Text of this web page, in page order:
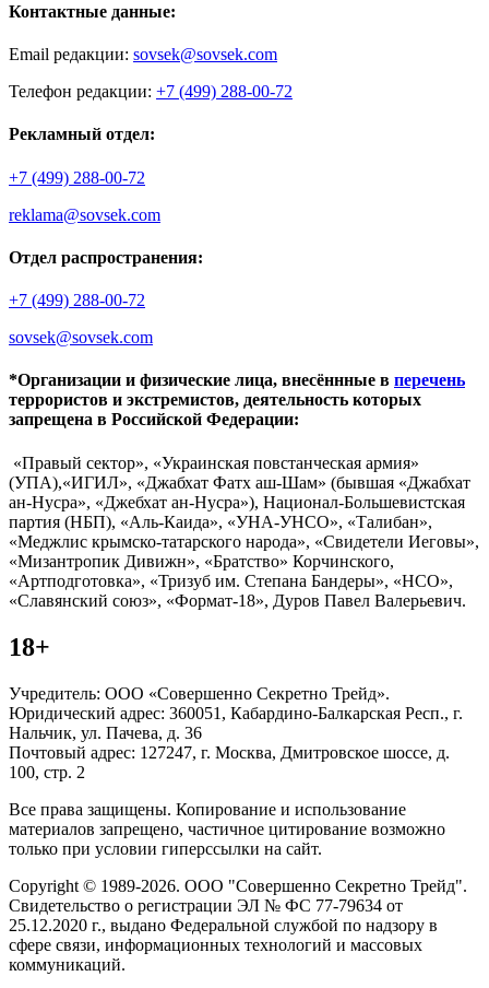
Контактные данные:
Email редакции: sovsek@sovsek.com
Телефон редакции: +7 (499) 288-00-72
Рекламный отдел:
+7 (499) 288-00-72
reklama@sovsek.com
Отдел распространения:
+7 (499) 288-00-72
sovsek@sovsek.com
*Организации и физические лица, внесённные в перечень
террористов и экстремистов, деятельность которых
запрещена в Российской Федерации:
«Правый сектор», «Украинская повстанческая армия»
(УПА),«ИГИЛ», «Джабхат Фатх аш-Шам» (бывшая «Джабхат
ан-Нусра», «Джебхат ан-Нусра»), Национал-Большевистская
партия (НБП), «Аль-Каида», «УНА-УНСО», «Талибан»,
«Меджлис крымско-татарского народа», «Свидетели Иеговы»,
«Мизантропик Дивижн», «Братство» Корчинского,
«Артподготовка», «Тризуб им. Степана Бандеры», «НСО»,
«Славянский союз», «Формат-18», Дуров Павел Валерьевич.
18+
Учредитель: ООО «Совершенно Секретно Трейд».
Юридический адрес: 360051, Кабардино-Балкарская Респ., г.
Нальчик, ул. Пачева, д. 36
Почтовый адрес: 127247, г. Москва, Дмитровское шоссе, д.
100, стр. 2
Все права защищены. Копирование и использование
материалов запрещено, частичное цитирование возможно
только при условии гиперссылки на сайт.
Copyright © 1989-2026. ООО "Совершенно Секретно Трейд".
Свидетельство о регистрации ЭЛ № ФС 77-79634 от
25.12.2020 г., выдано Федеральной службой по надзору в
сфере связи, информационных технологий и массовых
коммуникаций.